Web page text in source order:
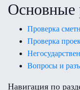
Основные
Проверка
Проверка
Вопросы и
Навигация по